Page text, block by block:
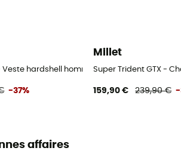
Veste hardshell homme
-37%
Millet
Super Trident GTX -
159,90 € 239,90 € -
affaires